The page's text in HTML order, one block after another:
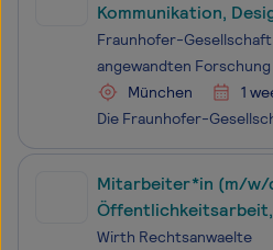
Kommunikation,
Programm (all
Fraunhofer-
angewandten Forschung
München
1
Mitarbeiter*in (m/w/
Marketing & Digitale
Wirth Rechtsanwaelte